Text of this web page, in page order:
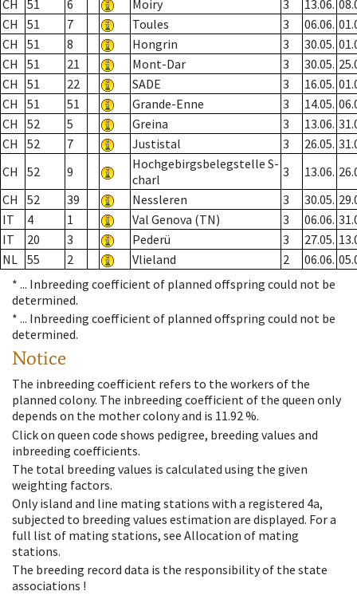
CH 51 6 Moiry 3 13.06.
CH
51 7 Toules 3 06.06.
CH
51 8 Hongrin 3 30.05.
CH
51 21 Mont-Dar 3 30.05.
CH
51 22 SADE 3 16.05.
CH
51 51 Grande-Enne 3 14.05.
CH
52 5 Greina 3 13.06.
CH
52 7 Justistal 3 26.05.
CH
52 9
Hochgebirgsbelegstelle S-
charl
3 13.06.
CH
52 39 Nessleren 3 30.05.
IT
4 1 Val Genova (TN) 3 06.06.
IT
20 3 Pederü 3 27.05.
NL 55 2 Vlieland 2 06.06.
* ... Inbreeding coefficient of planned offspring could not be
determined.
* ... Inbreeding coefficient of planned offspring could not be
determined.
Notice
The inbreeding coefficient refers to the workers of the
planned colony. The inbreeding coefficient of the queen only
depends on the mother colony and is 11.92 %.
Click on queen code shows pedigree, breeding values and
inbreeding coefficients.
The total breeding values is calculated using the given
weighting factors.
Only island and line mating stations with a registered 4a,
subjected to breeding values estimation are displayed. For a
full list of mating stations, see Allocation of mating
stations.
The breeding record data is the responsibility of the state
associations !